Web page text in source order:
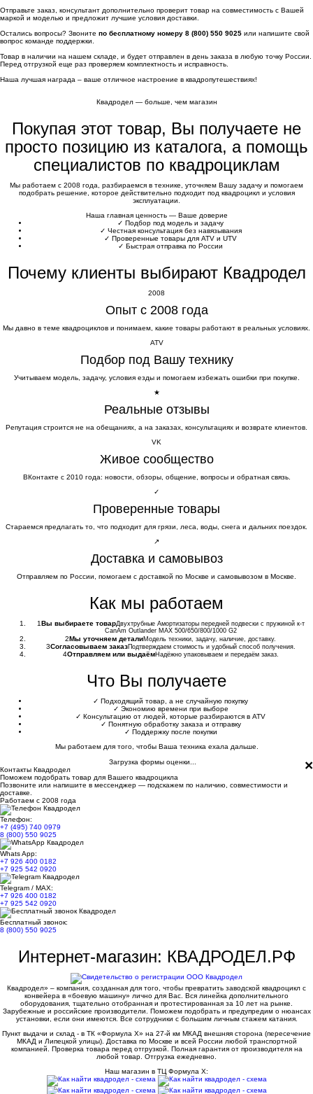
Отправьте заказ, консультант дополнительно проверит товар на совместимость с Вашей
маркой и моделью и предложит лучшие условия доставки.
Остались вопросы? Звоните по бесплатному номеру 8 (800) 550 9025 или напишите свой
вопрос команде поддержки.
Товар в наличии на нашем складе, и будет отправлен в день заказа в любую точку России.
Перед отгрузкой еще раз проверяем комплектность и исправность.
Наша лучшая награда – ваше отличное настроение в квадропутешествиях!
Квадродел — больше, чем магазин
Покупая этот товар, Вы получаете не
просто позицию из каталога, а помощь
специалистов по квадроциклам
Мы работаем с 2008 года, разбираемся в технике, уточняем Вашу задачу и помогаем
подобрать решение, которое действительно подходит под квадроцикл и условия
эксплуатации.
Наша главная ценность — Ваше доверие
✓ Подбор под модель и задачу
✓ Честная консультация без навязывания
✓ Проверенные товары для ATV и UTV
✓ Быстрая отправка по России
Почему клиенты выбирают Квадродел
2008
Опыт с 2008 года
Мы давно в теме квадроциклов и понимаем, какие товары работают в реальных условиях.
ATV
Подбор под Вашу технику
Учитываем модель, задачу, условия езды и помогаем избежать ошибки при покупке.
★
Реальные отзывы
Репутация строится не на обещаниях, а на заказах, консультациях и возврате клиентов.
VK
Живое сообщество
ВКонтакте с 2010 года: новости, обзоры, общение, вопросы и обратная связь.
✓
Проверенные товары
Стараемся предлагать то, что подходит для грязи, леса, воды, снега и дальних поездок.
↗
Доставка и самовывоз
Отправляем по России, помогаем с доставкой по Москве и самовывозом в Москве.
Как мы работаем
1 Вы выбираете товарДвухтрубные Амортизаторы передней подвески с пружиной к-т
CanAm Outlander MAX 500/650/800/1000 G2
2 Мы уточняем деталиМодель техники, задачу, наличие, доставку.
3Согласовываем заказПодтверждаем стоимость и удобный способ получения.
4Отправляем или выдаёмНадёжно упаковываем и передаём заказ.
Что Вы получаете
✓ Подходящий товар, а не случайную покупку
✓ Экономию времени при выборе
✓ Консультацию от людей, которые разбираются в ATV
✓ Понятную обработку заказа и отправку
✓ Поддержку после покупки
Мы работаем для того, чтобы Ваша техника ехала дальше.
×
Загрузка формы оценки...
Контакты Квадродел
Поможем подобрать товар для Вашего квадроцикла
Позвоните или напишите в мессенджер — подскажем по наличию, совместимости и
доставке.
Работаем с 2008 года
Телефон:
+7 (495) 740 0979
8 (800) 550 9025
Whats App:
+7 926 400 0182
+7 925 542 0920
Telegram / MAX:
+7 926 400 0182
+7 925 542 0920
Бесплатный звонок:
8 (800) 550 9025
Интернет-магазин: КВАДРОДЕЛ.РФ
Квадродел» – компания, созданная для того, чтобы превратить заводской квадроцикл с
конвейера в «боевую машину» лично для Вас. Вся линейка дополнительного
оборудования, тщательно отобранная и протестированная за 10 лет на рынке.
Зарубежные и российские производители. Поможем подобрать и предупредим о нюансах
установки, если они имеются. Все сотрудники с большим личным стажем катания.
Пункт выдачи и склад - в ТК «Формула X» на 27-й км МКАД внешняя сторона (пересечение
МКАД и Липецкой улицы). Доставка по Москве и всей России любой транспортной
компанией. Проверка товара перед отгрузкой. Полная гарантия от производителя на
любой товар. Отгрузка ежедневно.
Наш магазин в ТЦ Формула Х: